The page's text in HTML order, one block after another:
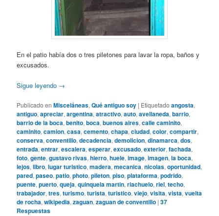
En el patio había dos o tres piletones para lavar la ropa, baños y
excusados.
Sigue leyendo →
Publicado en Misceláneas,Qué antiguo soy | Etiquetado angosta,
antiguo,apreciar,argentina,atractivo,auto,avellaneda,barrio,
barrio de la boca,benito,boca,buenos aires,calle caminito,
caminito,camion,casa,cemento,chapa,ciudad,color,compartir,
conserva,conventillo,decadencia,demolicion,dinamarca,dos,
entrada,entrar,escalera,esperar,excusado,exterior,fachada,
foto,gente,gustavo rivas,hierro,huele,image,imagen,la boca,
lejos,libro,lugar turistico,madera,mecanica,nicolas,oportunidad,
pared,paseo,patio,photo,pileton,piso,plataforma,podrido,
puente,puerto,queja,quinquela martin,riachuelo,riel,techo,
trabajador,tres,turismo,turista,turistico,viejo,visita,vista,vuelta
de rocha,wikipedia,zaguan,zaguan de conventillo |37
Respuestas